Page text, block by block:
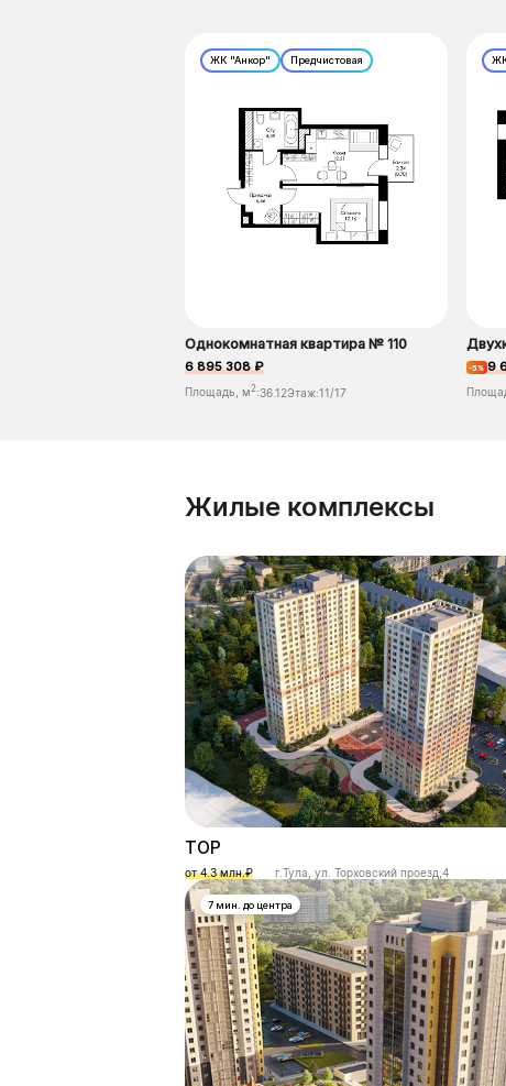
ЖК "Анкор" Предчистовая
Однокомнатная квартира № 110
6 895 308 ₽
Площадь, м2:36.12Этаж:11/17
-5% 9
Жилые комплексы
ТОР
от 4.3 млн.₽ г.Тула, ул. Торховский проезд,4
7 мин. до центра